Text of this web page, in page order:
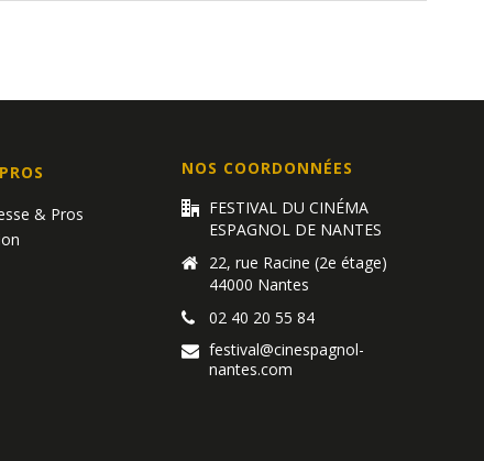
& Pros
NOS COORDONNÉES
FESTIVAL DU CINÉMA
ESPAGNOL DE NANTES
22, rue Racine (2e étage)
44000 Nantes
02 40 20 55 84
festival@cinespagnol-
nantes.com